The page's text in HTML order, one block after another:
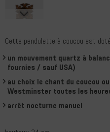
Cette pendulette à coucou est
un mouvement quartz à
fournies / sauf USA)
au choix le chant du coucou
Westminster toutes les
arrêt nocturne manuel